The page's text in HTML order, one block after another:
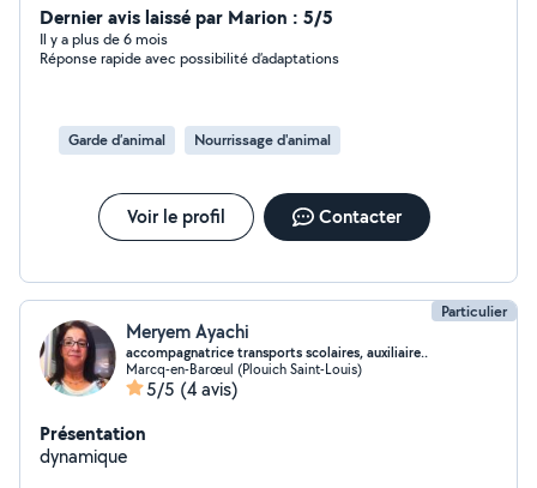
ménage) 10 euros/heure Hésitez pas.
Dernier avis laissé par Marion : 5/5
Il y a plus de 6 mois
Réponse rapide avec possibilité d’adaptations
Garde d’animal Nourrissage d'animal
Voir le profil Contacter
Particulier
Meryem Ayachi
accompagnatrice transports scolaires, auxiliaire..
Marcq-en-Barœul (Plouich Saint-Louis)
5/5 (4 avis)
Présentation
dynamique